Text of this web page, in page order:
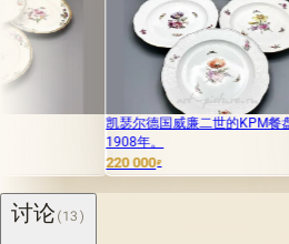
凯瑟尔德国威廉二世的KPM餐盘，
塞夫尔
讨论(13)